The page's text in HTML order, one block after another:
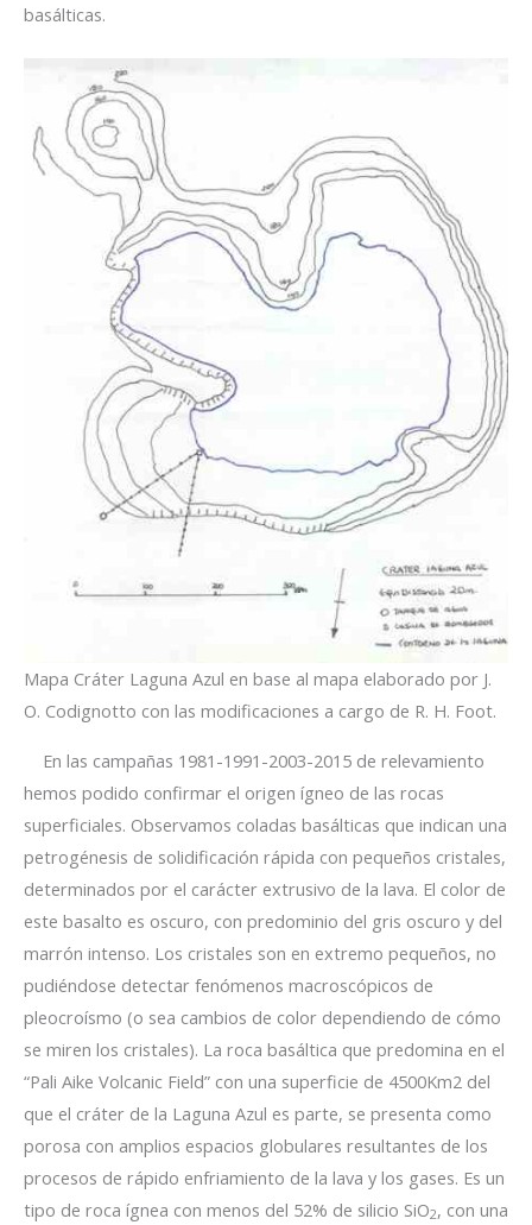
basálticas.
Mapa Cráter Laguna Azul en base al mapa elaborado por J.
O. Codignotto con las modificaciones a cargo de R. H. Foot.
En las campañas 1981-1991-2003-2015 de relevamiento
hemos podido confirmar el origen ígneo de las rocas
superficiales. Observamos coladas basálticas que indican una
petrogénesis de solidificación rápida con pequeños cristales,
determinados por el carácter extrusivo de la lava. El color de
este basalto es oscuro, con predominio del gris oscuro y del
marrón intenso. Los cristales son en extremo pequeños, no
pudiéndose detectar fenómenos macroscópicos de
pleocroísmo (o sea cambios de color dependiendo de cómo
se miren los cristales). La roca basáltica que predomina en el
“Pali Aike Volcanic Field” con una superficie de 4500Km2 del
que el cráter de la Laguna Azul es parte, se presenta como
porosa con amplios espacios globulares resultantes de los
procesos de rápido enfriamiento de la lava y los gases. Es un
tipo de roca ígnea con menos del 52% de silicio SiO2, con una